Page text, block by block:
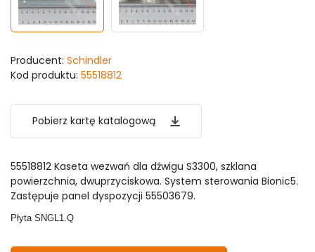
Producent: Schindler
Kod produktu: 55518812
Pobierz kartę katalogową
55518812 Kaseta wezwań dla dźwigu S3300, szklana
powierzchnia, dwuprzyciskowa. System sterowania Bionic5.
Zastępuje panel dyspozycji 55503679.
Płyta SNGL1.Q